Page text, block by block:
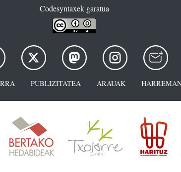
Codesyntaxek garatua
PUBLIZITATEA ARAUAK